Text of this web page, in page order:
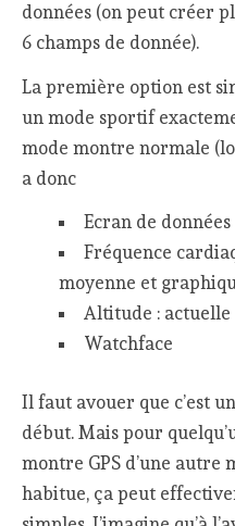
données (on peut créer
6 champs de donnée).
La première option est
un mode sportif
mode montre normale
a donc
Ecran de données
Fréquence
moyenne et
Altitude :
Watchface
Il faut avouer que c’est
début. Mais pour
montre GPS d’une autre
habitue, ça peut